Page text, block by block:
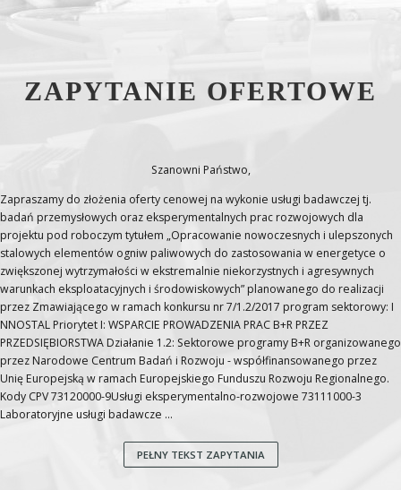
ZAPYTANIE OFERTOWE
Szanowni Państwo,
Zapraszamy do złożenia oferty cenowej na wykonie usługi badawczej tj.
badań przemysłowych oraz eksperymentalnych prac rozwojowych dla
projektu pod roboczym tytułem „Opracowanie nowoczesnych i ulepszonych
stalowych elementów ogniw paliwowych do zastosowania w energetyce o
zwiększonej wytrzymałości w ekstremalnie niekorzystnych i agresywnych
warunkach eksploatacyjnych i środowiskowych” planowanego do realizacji
przez Zmawiającego w ramach konkursu nr 7/1.2/2017 program sektorowy: I
NNOSTAL Priorytet I: WSPARCIE PROWADZENIA PRAC B+R PRZEZ
PRZEDSIĘBIORSTWA Działanie 1.2: Sektorowe programy B+R organizowanego
przez Narodowe Centrum Badań i Rozwoju - współfinansowanego przez
Unię Europejską w ramach Europejskiego Funduszu Rozwoju Regionalnego.
Kody CPV 73120000-9Usługi eksperymentalno-rozwojowe 73111000-3
Laboratoryjne usługi badawcze ...
PEŁNY TEKST ZAPYTANIA